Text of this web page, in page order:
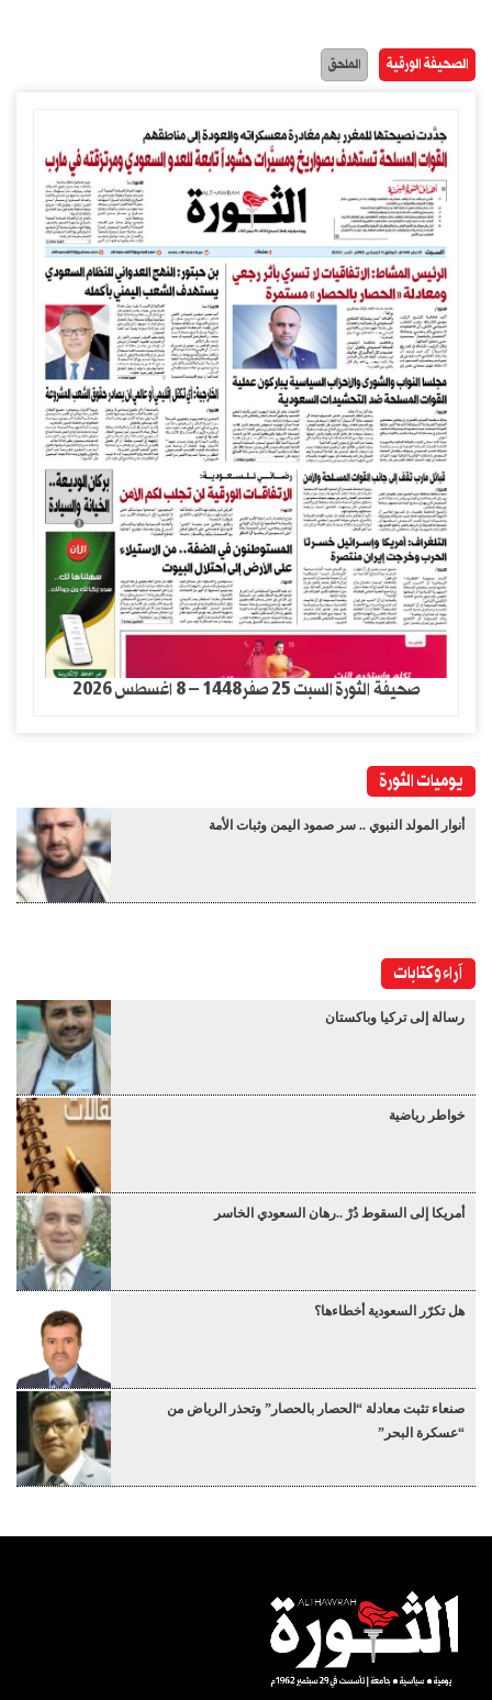
الصحيفة الورقية الملحق
صحيفة الثورة السبت 25 صفر1448 – 8 اغسطس 2026
يوميات الثورة
أنوار المولد النبوي .. سر صمود اليمن وثبات الأمة
آراء وكتابات
رسالة إلى تركيا وباكستان
خواطر رياضية
أمريكا إلى السقوط دُرْ ..رهان السعودي الخاسر
هل تكرّر السعودية أخطاءها؟
صنعاء تثبت معادلة “الحصار بالحصار” وتحذر الرياض من
“عسكرة البحر”